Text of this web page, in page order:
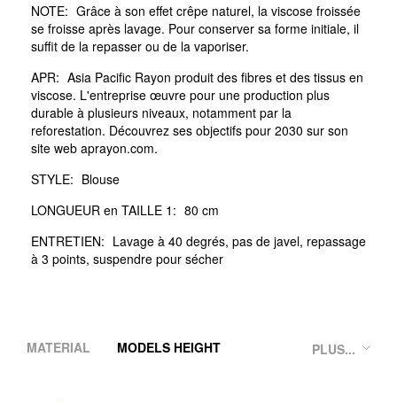
NOTE: Grâce à son effet crêpe naturel, la viscose froissée
se froisse après lavage. Pour conserver sa forme initiale, il
suffit de la repasser ou de la vaporiser.
APR: Asia Pacific Rayon produit des fibres et des tissus en
viscose. L'entreprise œuvre pour une production plus
durable à plusieurs niveaux, notamment par la
reforestation. Découvrez ses objectifs pour 2030 sur son
site web aprayon.com.
STYLE: Blouse
LONGUEUR en TAILLE 1: 80 cm
ENTRETIEN: Lavage à 40 degrés, pas de javel, repassage
à 3 points, suspendre pour sécher
PLUS...
MATERIAL MODELS HEIGHT